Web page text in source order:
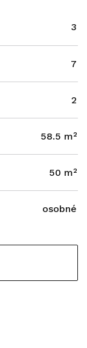
3
7
2
58.5 m²
50 m²
osobné